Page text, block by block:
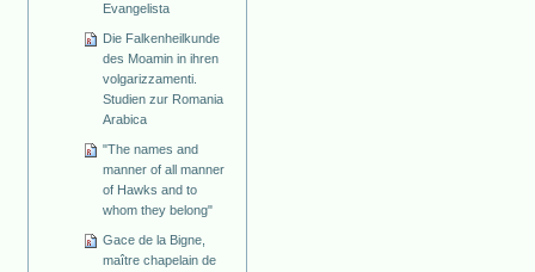
Evangelista
Die Falkenheilkunde
des Moamin in ihren
volgarizzamenti.
Studien zur Romania
Arabica
"The names and
manner of all manner
of Hawks and to
whom they belong"
Gace de la Bigne,
maître chapelain de